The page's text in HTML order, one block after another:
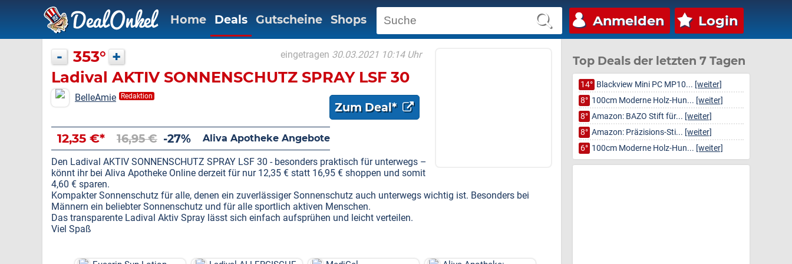
Anmelden Login
Home Deals Gutscheine Shops
- 353° + eingetragen 30.03.2021 10:14 Uhr
Ladival AKTIV SONNENSCHUTZ SPRAY LSF 30
BelleAmie Redaktion
Zum Deal*
12,35 €* 16,95 € -27% Aliva Apotheke Angebote
Den Ladival AKTIV SONNENSCHUTZ SPRAY LSF 30 - besonders praktisch für unterwegs –
könnt ihr bei Aliva Apotheke Online derzeit für nur 12,35 € statt 16,95 € shoppen und somit
4,60 € sparen.
Kompakter Sonnenschutz für alle, denen ein zuverlässiger Sonnenschutz auch unterwegs wichtig ist. Besonders bei
Männern ein beliebter Sonnenschutz und für alle sportlich aktiven Menschen.
Das transparente Ladival Aktiv Spray lässt sich einfach aufsprühen und leicht verteilen.
Viel Spaß
Top Deals der letzten 7 Tagen
14° Blackview Mini PC MP10... [weiter]
8° 100cm Moderne Holz-Hun... [weiter]
8° Amazon: BAZO Stift für... [weiter]
8° Amazon: Präzisions-Sti... [weiter]
6° 100cm Moderne Holz-Hun... [weiter]